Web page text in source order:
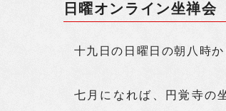
日曜オンライン坐禅会
十九日の日曜日の朝八時
七月になれば、円覚寺の